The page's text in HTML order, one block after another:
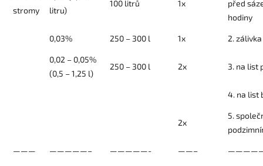
stromy
litru)
100 litrů 1x
před
hodiny
0,03% 250 – 300 l 1x 2.
0,02 – 0,05%
(0,5 – 1,25 l)
250 – 300 l 2x 3. na list
4. na list
2x
5.
——— —————– —————- ——–